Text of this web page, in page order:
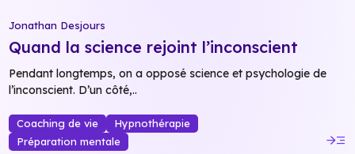
Jonathan Desjours
Quand la science rejoint l’inconscient
Pendant longtemps, on a opposé science et psychologie de
l’inconscient. D’un côté,..
Coaching de vie
Hypnothérapie
Préparation mentale
read_more